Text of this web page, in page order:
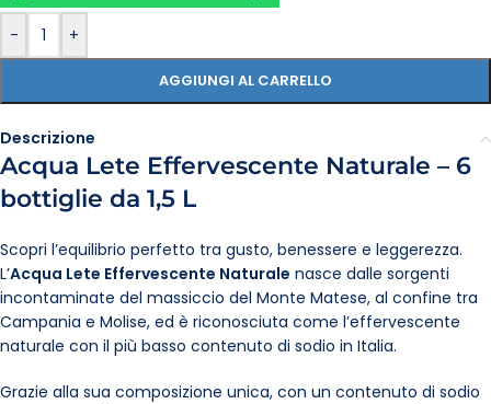
- +
AGGIUNGI AL CARRELLO
Descrizione
Acqua Lete Effervescente Naturale – 6
bottiglie da 1,5 L
Scopri l’equilibrio perfetto tra gusto, benessere e leggerezza.
L’Acqua Lete Effervescente Naturale nasce dalle sorgenti
incontaminate del massiccio del Monte Matese, al confine tra
Campania e Molise, ed è riconosciuta come l’effervescente
naturale con il più basso contenuto di sodio in Italia.
Grazie alla sua composizione unica, con un contenuto di sodio